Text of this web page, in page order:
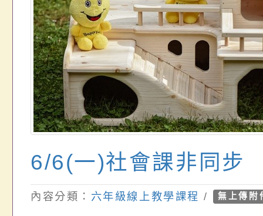
6/6(一)社會課非同步
內容分類： 六年級線上教學課程 / 無上傳附